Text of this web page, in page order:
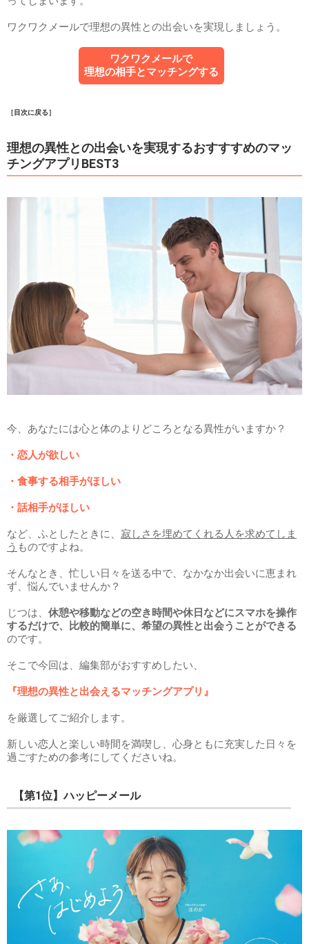
ワクワクメールで理想の異性との出会いを実現しましょう。
ワクワクメールで
理想の相手とマッチングする
［目次に戻る］
理想の異性との出会いを実現するおすすすめのマッ
チングアプリBEST3
今、あなたには心と体のよりどころとなる異性がいますか？
・恋人が欲しい
・食事する相手がほしい
・話相手がほしい
など、ふとしたときに、 寂しさを埋めてくれる人を求めてしま
う ものですよね。
そんなとき、忙しい日々を送る中で、なかなか出会いに恵まれ
ず、悩んでいませんか？
じつは、 休憩や移動などの空き時間や休日などにスマホを操作
するだけで、比較的簡単に、希望の異性と出会うことができる
のです。
そこで今回は、編集部がおすすめしたい、
『理想の異性と出会えるマッチングアプリ』
を厳選してご紹介します。
新しい恋人と楽しい時間を満喫し、心身ともに充実した日々を
過ごすための参考にしてくださいね。
【第1位】ハッピーメール